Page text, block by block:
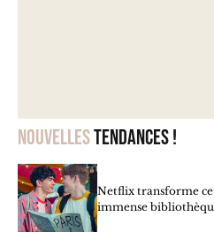
Nouvellestendances !
Netflix transforme ce
immense